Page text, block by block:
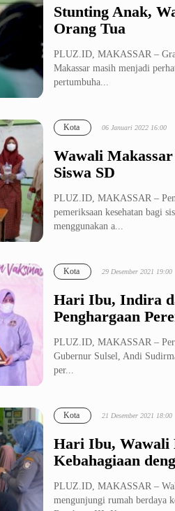
Stunting Anak,
Orang Tua
PLUZ.ID, MAKASSAR –
Makassar masih menjadi
pertumbuha...
Wawali Makassar
Siswa SD
Kota 06 Januari 2022 16:00
PLUZ.ID, MAKASSAR –
pemeriksaan kesehatan bagi
menggunakan a...
Hari Ibu, Indira
Penghargaan
Kota 29 Desember 2021 19:00
PLUZ.ID, MAKASSAR –
Gubernur Sulsel, Andi
per...
Hari Ibu, Wawali
Kebahagiaan
Kota 21 Desember 2021 18:00
PLUZ.ID, MAKASSAR –
mengunjungi rumah berdaya